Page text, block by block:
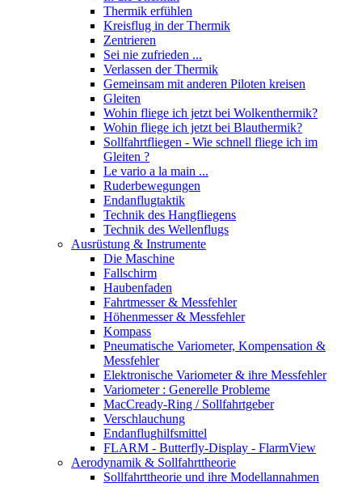
Thermik erfühlen
Kreisflug in der Thermik
Zentrieren
Sei nie zufrieden ...
Verlassen der Thermik
Gemeinsam mit anderen Piloten kreisen
Gleiten
Wohin fliege ich jetzt bei Wolkenthermik?
Wohin fliege ich jetzt bei Blauthermik?
Sollfahrtfliegen - Wie schnell fliege ich im
Gleiten ?
Le vario a la main ...
Ruderbewegungen
Endanflugtaktik
Technik des Hangfliegens
Technik des Wellenflugs
Ausrüstung & Instrumente
Die Maschine
Fallschirm
Haubenfaden
Fahrtmesser & Messfehler
Höhenmesser & Messfehler
Kompass
Pneumatische Variometer, Kompensation &
Messfehler
Elektronische Variometer & ihre Messfehler
Variometer : Generelle Probleme
MacCready-Ring / Sollfahrtgeber
Verschlauchung
Endanflughilfsmittel
FLARM - Butterfly-Display - FlarmView
Aerodynamik & Sollfahrttheorie
Sollfahrttheorie und ihre Modellannahmen